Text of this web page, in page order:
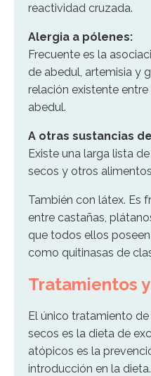
reactividad cruzada.
Alergia a pólenes:
Frecuente es la
de abedul, artemisia y
relación existente
abedul.
A otras sustancias
Existe una larga lista
secos y otros
También con látex. Es
entre castañas,
que todos ellos
como quitinasas de
Tratamientos
El único tratamiento
secos es la dieta de
atópicos es la
introducción en la dieta.